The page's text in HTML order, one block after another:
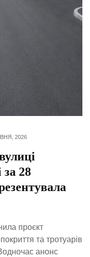
2026
28
проєкт
та тротуарів
анонс